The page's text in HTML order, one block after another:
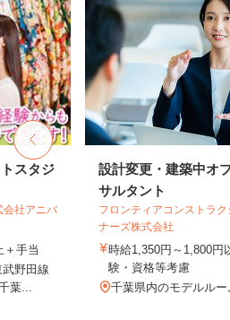
スタジ
社アニバ
＋手当
野田線
葉...
設計変更・建築中オ
サルタント
フロンティアコンストラク
ナーズ株式会社
時給1,350円～1,800
験・資格等考慮
千葉県内のモデルルー